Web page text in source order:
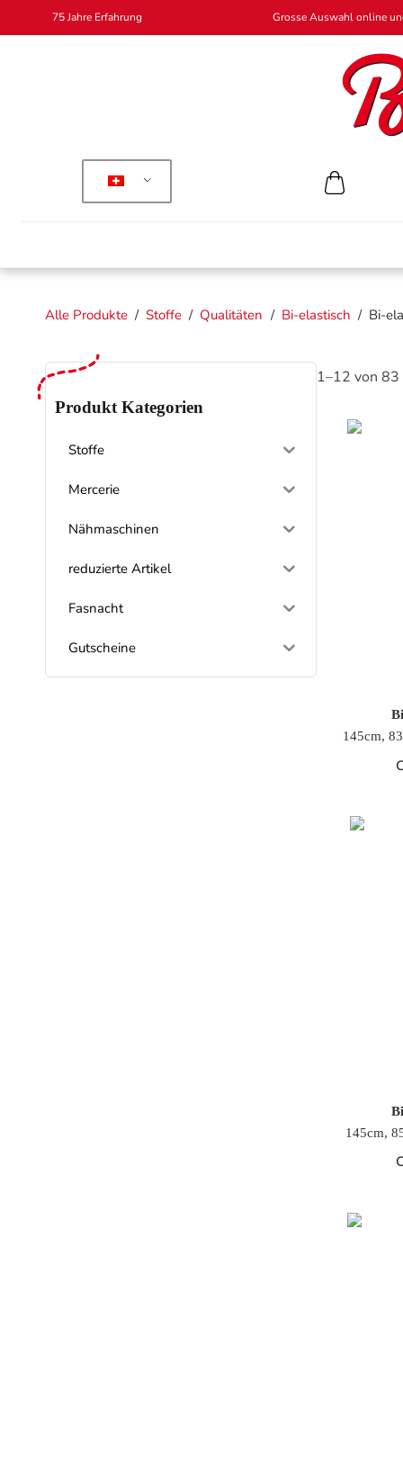
75 Jahre Erfahrung Grosse Auswahl online
Alle Produkte / Stoffe / Qualitäten / Bi-elastisch / Bi-
Produkt Kategorien
Stoffe
Mercerie
Nähmaschinen
reduzierte Artikel
Fasnacht
Gutscheine
1–12 von
145cm,
145cm,